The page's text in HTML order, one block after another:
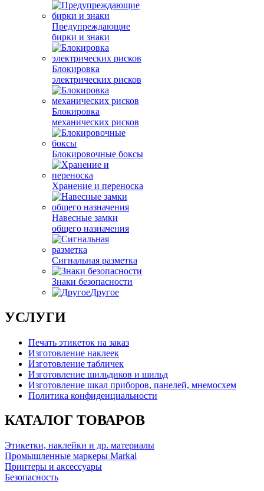
Предупреждающие
бирки и знаки
Блокировка
электрических рисков
Блокировка
механических рисков
Блокировочные боксы
Хранение и переноска
Навесные замки
общего назначения
Сигнальная разметка
Знаки безопасности
Другое
УСЛУГИ
Печать этикеток на заказ
Изготовление наклеек
Изготовление табличек
Изготовление шильдиков и шильд
Изготовление шкал приборов, панелей, мнемосхем
Политика конфиденциальности
КАТАЛОГ ТОВАРОВ
Этикетки, наклейки и др. материалы
Промышленные маркеры Markal
Принтеры и аксессуары
Безопасность